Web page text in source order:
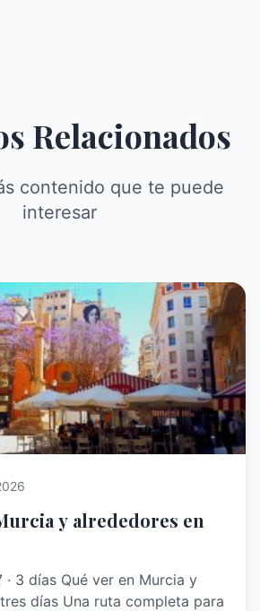
Relacionados
contenido que te puede
interesar
y alrededores en
· 3 días Qué ver en Murcia y
días Una ruta completa para